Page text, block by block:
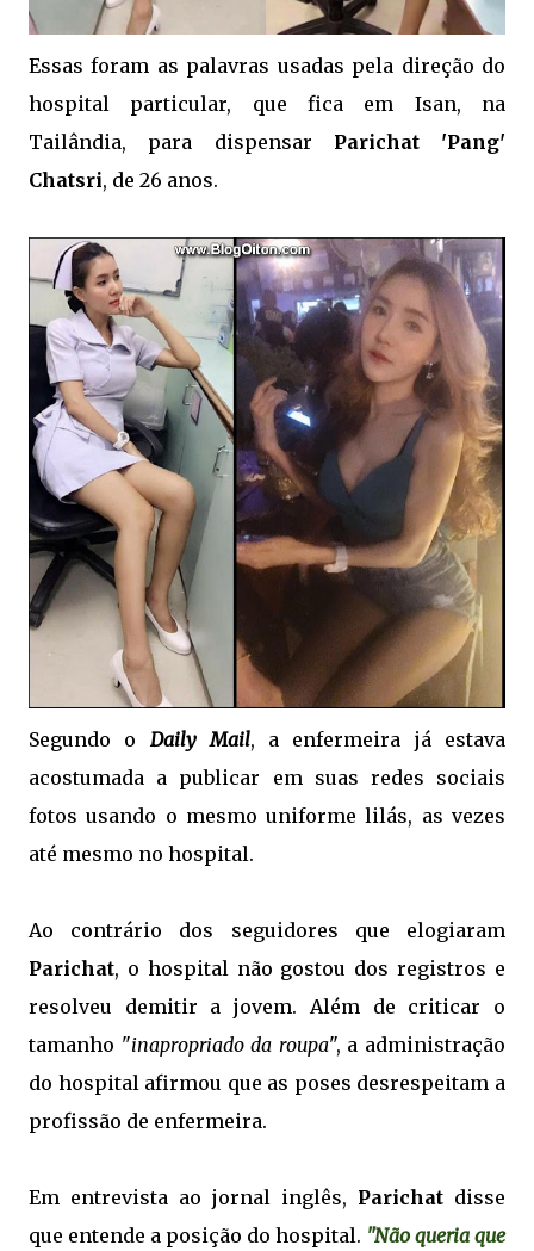
Essas foram as palavras usadas pela direção do
hospital particular, que fica em Isan, na
Tailândia, para dispensar Parichat 'Pang'
Chatsri, de 26 anos.
Segundo o Daily Mail, a enfermeira já estava
acostumada a publicar em suas redes sociais
fotos usando o mesmo uniforme lilás, as vezes
até mesmo no hospital.
Ao contrário dos seguidores que elogiaram
Parichat, o hospital não gostou dos registros e
resolveu demitir a jovem. Além de criticar o
tamanho "inapropriado da roupa", a administração
do hospital afirmou que as poses desrespeitam a
profissão de enfermeira.
Em entrevista ao jornal inglês, Parichat disse
que entende a posição do hospital. "Não queria que